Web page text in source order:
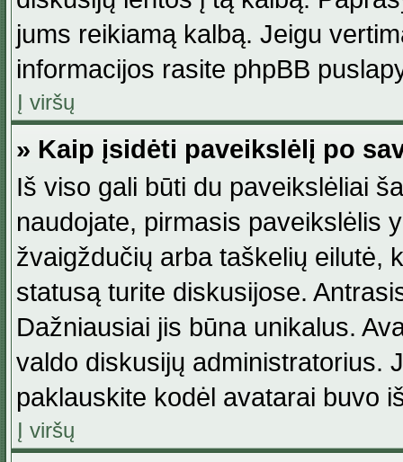
jums reikiamą kalbą. Jeigu
informacijos rasite phpBB
Į viršų
» Kaip įsidėti paveikslėlį po
Iš viso gali būti du paveikslėliai
naudojate, pirmasis paveikslėlis
žvaigždučių arba taškelių eilutė,
statusą turite diskusijose.
Dažniausiai jis būna unikalus.
valdo diskusijų administratorius.
paklauskite kodėl avatarai buvo
Į viršų